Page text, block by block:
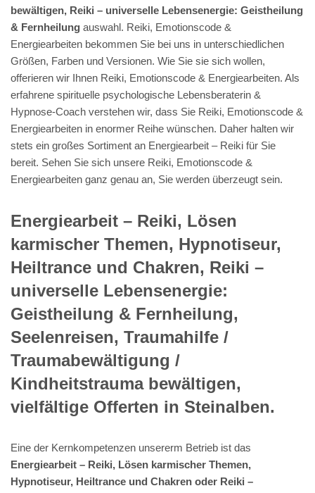
bewältigen, Reiki – universelle Lebensenergie: Geistheilung
& Fernheilung auswahl. Reiki, Emotionscode &
Energiearbeiten bekommen Sie bei uns in unterschiedlichen
Größen, Farben und Versionen. Wie Sie sie sich wollen,
offerieren wir Ihnen Reiki, Emotionscode & Energiearbeiten. Als
erfahrene spirituelle psychologische Lebensberaterin &
Hypnose-Coach verstehen wir, dass Sie Reiki, Emotionscode &
Energiearbeiten in enormer Reihe wünschen. Daher halten wir
stets ein großes Sortiment an Energiearbeit – Reiki für Sie
bereit. Sehen Sie sich unsere Reiki, Emotionscode &
Energiearbeiten ganz genau an, Sie werden überzeugt sein.
Energiearbeit – Reiki, Lösen
karmischer Themen, Hypnotiseur,
Heiltrance und Chakren, Reiki –
universelle Lebensenergie:
Geistheilung & Fernheilung,
Seelenreisen, Traumahilfe /
Traumabewältigung /
Kindheitstrauma bewältigen,
vielfältige Offerten in Steinalben.
Eine der Kernkompetenzen unsererm Betrieb ist das
Energiearbeit – Reiki, Lösen karmischer Themen,
Hypnotiseur, Heiltrance und Chakren oder Reiki –